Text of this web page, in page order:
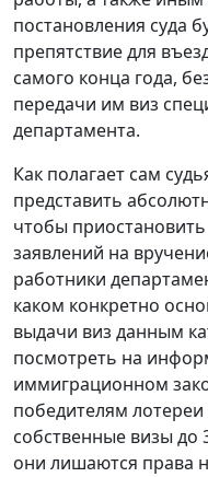
постановления суда
препятствие для
самого конца года,
передачи им виз
департамента.
Как полагает сам
представить
чтобы
заявлений на
работники
каком конкретно
выдачи виз данным
посмотреть на
иммиграционном
победителям лотереи
собственные визы до
они лишаются права